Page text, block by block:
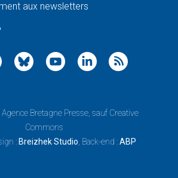
aux newsletters
Agence Bretagne Presse, sauf Creative
Commons
: Breizhek Studio , Back-end :ABP